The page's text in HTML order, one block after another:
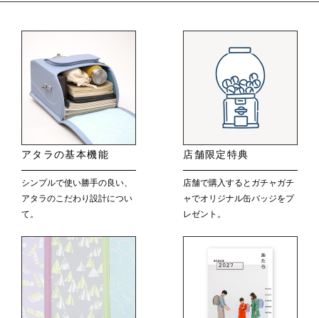
アタラの基本機能
シンプルで使い勝手の良い、
アタラのこだわり設計につい
て。
店舗限定特典
店舗で購入するとガチャガチ
ャでオリジナル缶バッジをプ
レゼント。